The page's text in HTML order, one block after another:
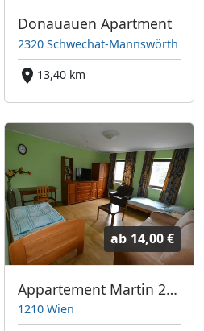
Donauauen Apartment
2320 Schwechat-Mannswörth
13,40 km
ab 14,00 €
Appartement Martin 2 Wien
1210 Wien